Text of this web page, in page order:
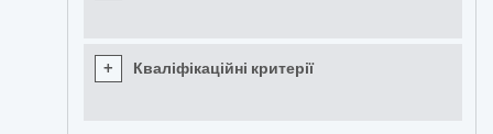
+ Кваліфікаційні критерії